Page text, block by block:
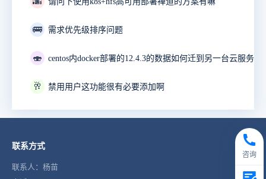
🚌 需求优先级排序问题
🍣
🥂 禁用用户这功能很有必要添加啊
联系方式
联系人：杨苗
咨询